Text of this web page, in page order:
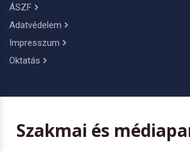
ÁSZF
Adatvédelem
Impresszum
Oktatás
Szakmai és